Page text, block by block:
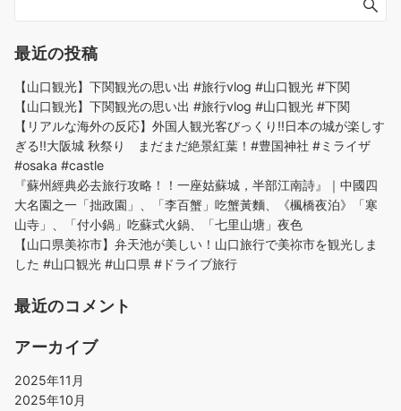
最近の投稿
【山口観光】下関観光の思い出 #旅行vlog #山口観光 #下関
【山口観光】下関観光の思い出 #旅行vlog #山口観光 #下関
【リアルな海外の反応】外国人観光客びっくり!!日本の城が楽しす
ぎる!!大阪城 秋祭り まだまだ絶景紅葉！#豊国神社 #ミライザ
#osaka #castle
『蘇州經典必去旅行攻略！！一座姑蘇城，半部江南詩』｜中國四
大名園之一「拙政園」、「李百蟹」吃蟹黃麵、《楓橋夜泊》「寒
山寺」、「付小鍋」吃蘇式火鍋、「七里山塘」夜色
【山口県美祢市】弁天池が美しい！山口旅行で美祢市を観光しま
した #山口観光 #山口県 #ドライブ旅行
最近のコメント
アーカイブ
2025年11月
2025年10月